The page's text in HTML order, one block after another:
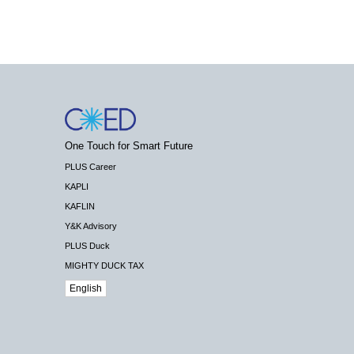
One Touch for Smart Future
PLUS Career
KAPLI
KAFLIN
Y&K Advisory
PLUS Duck
MIGHTY DUCK TAX
English